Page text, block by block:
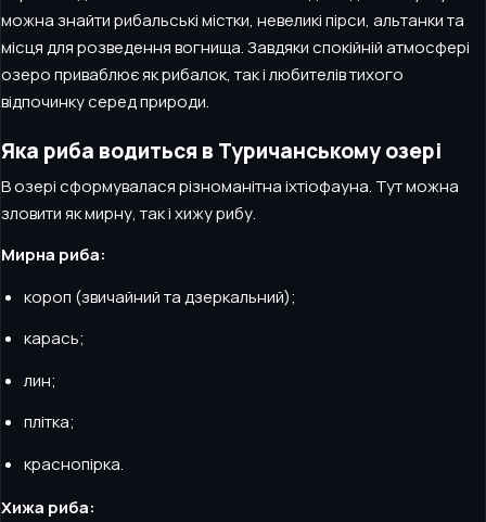
можна знайти рибальські містки, невеликі пірси, альтанки та
місця для розведення вогнища. Завдяки спокійній атмосфері
озеро приваблює як рибалок, так і любителів тихого
відпочинку серед природи.
Яка риба водиться в Туричанському озері
В озері сформувалася різноманітна іхтіофауна. Тут можна
зловити як мирну, так і хижу рибу.
Мирна риба:
короп (звичайний та дзеркальний);
карась;
лин;
плітка;
краснопірка.
Хижа риба: